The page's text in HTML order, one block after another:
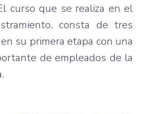
curso que se realiza en el
,consta de tres
en su primera etapa con una
deempleados de la
.